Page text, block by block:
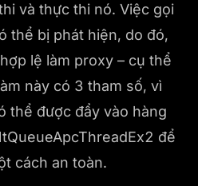
và thực thi nó. Việc gọi
thể bị phát hiện, do đó,
lệ làm proxy – cụ thể
này có 3 tham số, vì
thể được đẩy vào hàng
để
cách an toàn.